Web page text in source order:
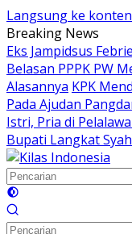
Langsung ke konten
Breaking News
Eks Jampidsus
Belasan PPPK PW
Alasannya KPK
Pada Ajudan
Istri, Pria di
Bupati Langkat